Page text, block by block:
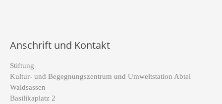
Anschrift und Kontakt
Stiftung
Kultur- und Begegnungszentrum und Umweltstation Abtei
Waldsassen
Basilikaplatz 2